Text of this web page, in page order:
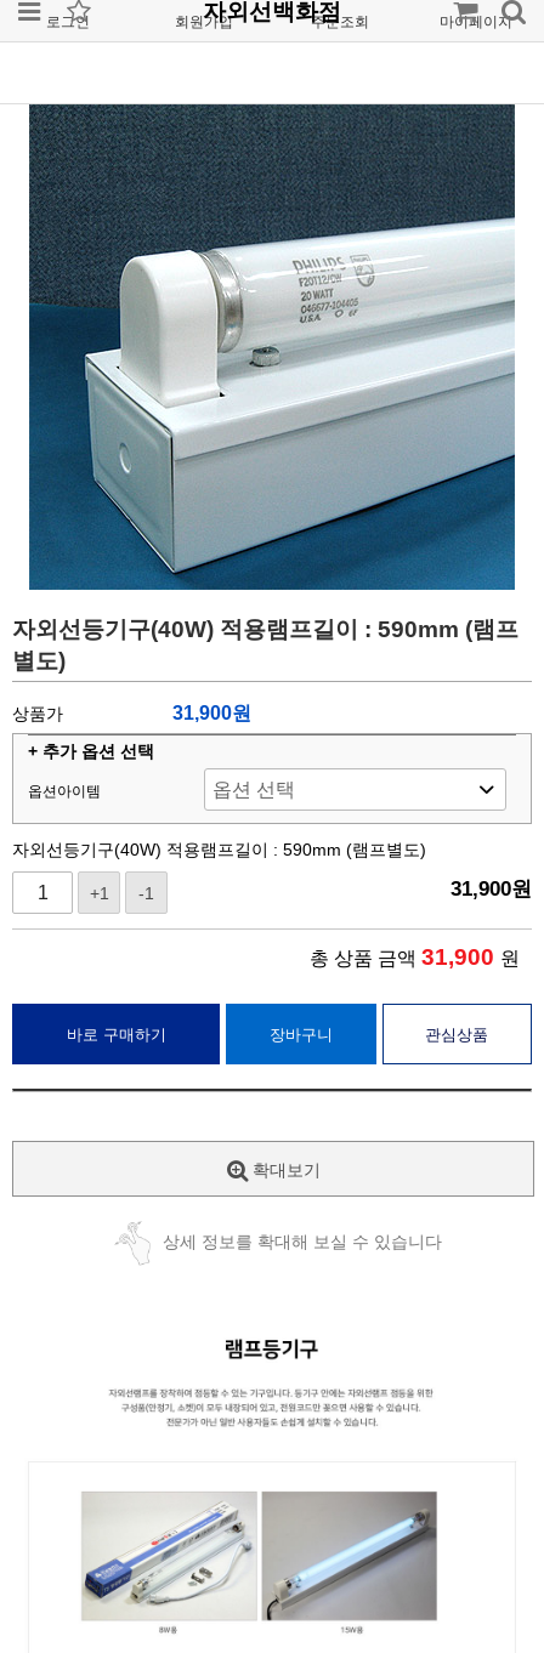
로그인 회원가입 주문조회 마이페이지
자외선백화점
자외선등기구(40W) 적용램프길이 : 590mm (램프
별도)
상품가 31,900원
+ 추가 옵션 선택
옵션아이템
자외선등기구(40W) 적용램프길이 : 590mm (램프별도)
+1 -1 31,900원
총 상품 금액 31,900 원
바로 구매하기 장바구니 관심상품
확대보기
상세 정보를 확대해 보실 수 있습니다